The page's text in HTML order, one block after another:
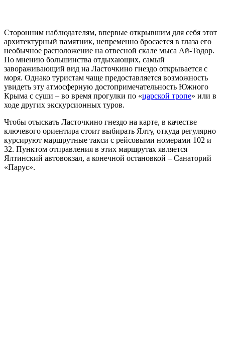
Сторонним наблюдателям, впервые открывшим для себя этот
архитектурный памятник, непременно бросается в глаза его
необычное расположение на отвесной скале мыса Ай-Тодор.
По мнению большинства отдыхающих, самый
завораживающий вид на Ласточкино гнездо открывается с
моря. Однако туристам чаще предоставляется возможность
увидеть эту атмосферную достопримечательность Южного
Крыма с суши – во время прогулки по «царской тропе» или в
ходе других экскурсионных туров.
Чтобы отыскать Ласточкино гнездо на карте, в качестве
ключевого ориентира стоит выбирать Ялту, откуда регулярно
курсируют маршрутные такси с рейсовыми номерами 102 и
32. Пунктом отправления в этих маршрутах является
Ялтинский автовокзал, а конечной остановкой – Санаторий
«Парус».